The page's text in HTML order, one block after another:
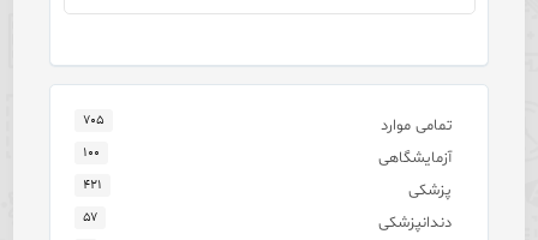
تمامی موارد ۷۰۵
آزمایشگاهی ۱۰۰
پزشکی ۴۲۱
دندانپزشکی ۵۷